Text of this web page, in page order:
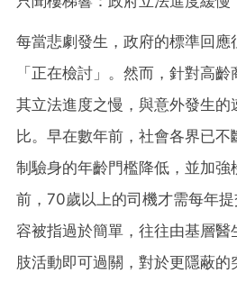
每當悲劇發生，政府的標準回
「正在檢討」。然而，針對高
其立法進度之慢，與意外發生的
比。早在數年前，社會各界已
制驗身的年齡門檻降低，並加強
前，70歲以上的司機才需每年
容被指過於簡單，往往由基層醫
肢活動即可過關，對於更隱蔽